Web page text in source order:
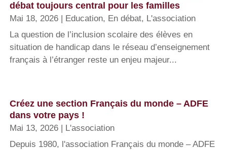
débat toujours central pour les familles
Mai 18, 2026 Education, En débat, L'association
La question de l’inclusion scolaire des élèves en
situation de handicap dans le réseau d’enseignement
français à l’étranger reste un enjeu majeur...
Créez une section Français du monde – ADFE
dans votre pays !
Mai 13, 2026
L'association
Depuis 1980, l'association Français du monde – ADFE